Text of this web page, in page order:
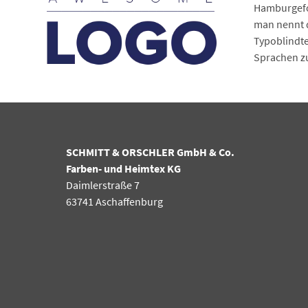
man nennt
Sprachen
SCHMITT & ORSCHLER GmbH & Co.
Farben- und Heimtex KG
Daimlerstraße 7
63741 Aschaffenburg